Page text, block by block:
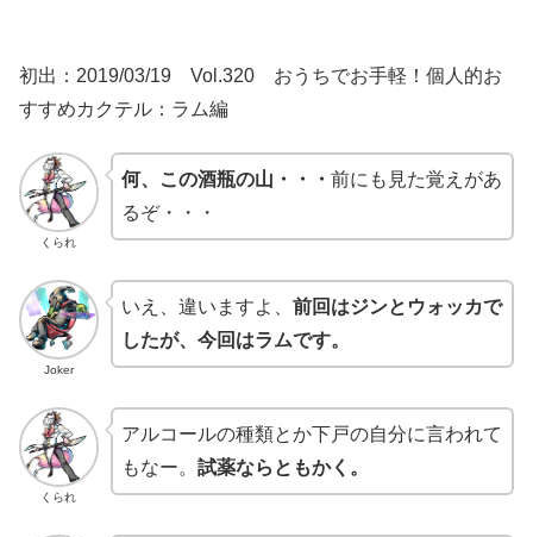
初出：2019/03/19 Vol.320 おうちでお手軽！個人的お
すすめカクテル：ラム編
くられ
何、この酒瓶の山・・・ 前にも見た覚えがあ
るぞ・・・
Joker
いえ、違いますよ、 前回はジンとウォッカで
したが、今回はラムです。
くられ
アルコールの種類とか下戸の自分に言われて
もなー。 試薬ならともかく。